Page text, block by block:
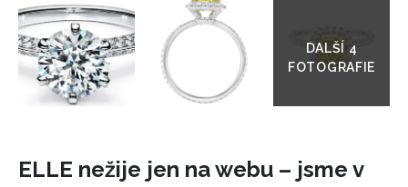
galerie
ELLE nežije jen na webu – jsme v